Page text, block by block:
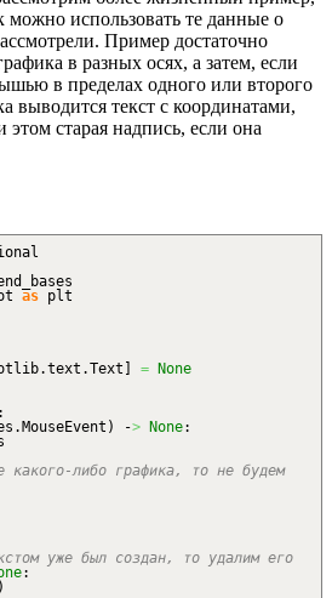
можно использовать те данные о
Пример достаточно
в разных осях, а затем, если
в пределах одного или второго
выводится текст с координатами,
старая надпись, если она
as plt
text .Text = None
. MouseEvent ) -> None:
какого-либо графика, то не будем
уже был создан, то удалим его
:
)